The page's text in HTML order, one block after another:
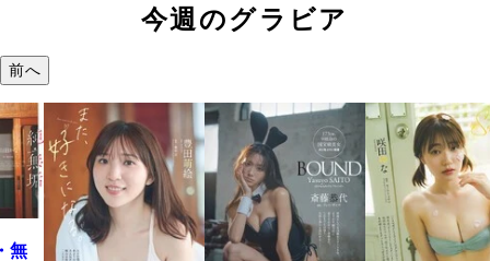
今週のグラビア
前へ